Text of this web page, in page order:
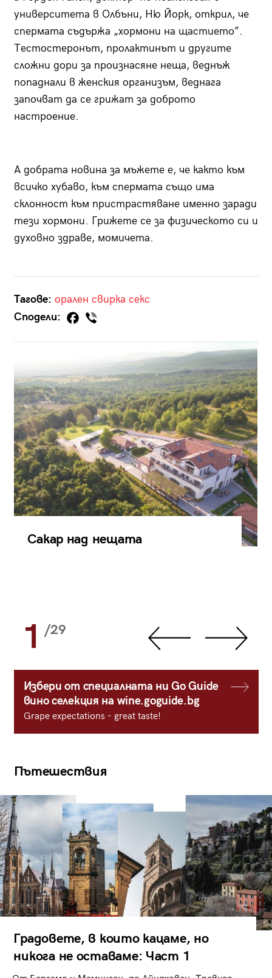
университета в Олбъни, Ню Йорк, открил, че
спермата съдържа „хормони на щастието”.
Тестостеронът, пролактинът и другите
сложни дори за произнасяне неща, веднъж
попаднали в женския организъм, веднага
започват да се грижат за доброто
настроение.
А добрата новина за мъжете е, че както към
всичко хубаво, към спермата също има
склонност към пристрастяване именно заради
тези хормони. Грижете се за физическото си и
духовно здраве, момичета.
Тагове: орален свирка секс
Сподели:
Сакар над нещата
1 /29
Избери от специалната ни Go Guide
вино селекция на wine.goguide.bg
Grape expectations - great taste!
Пътешествия
Градовете, в които кацаме, но
никога не оставаме: Част 1